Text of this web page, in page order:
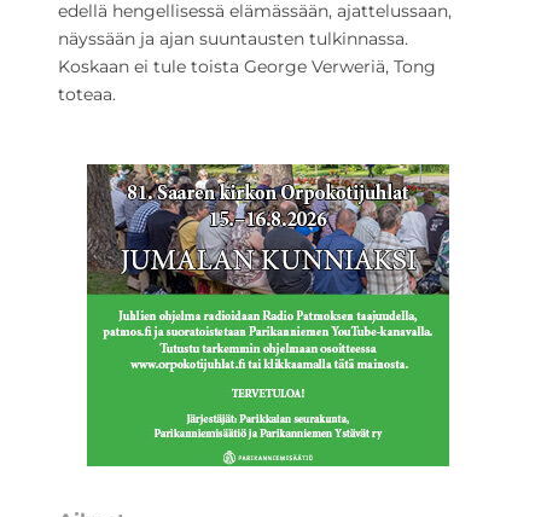
edellä hengellisessä elämässään, ajattelussaan,
näyssään ja ajan suuntausten tulkinnassa.
Koskaan ei tule toista George Verweriä, Tong
toteaa.